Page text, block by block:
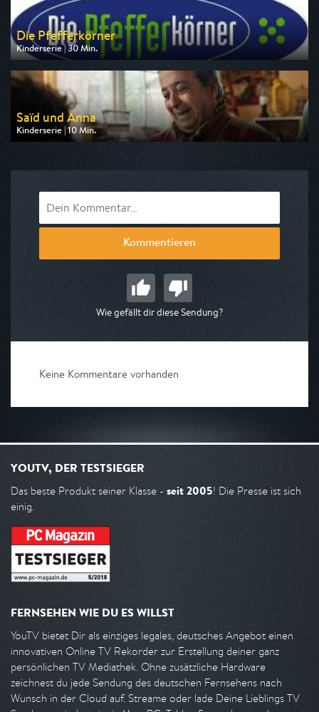
Die Pfefferkörner
Kinderserie | 30 Min.
Ausgestrahlt von NDR
am 07.08.2026, 07:10
Saïd und Anna
Kinderserie | 10 Min.
Ausgestrahlt von KiKA
Kommentieren
Wie gefällt dir diese Sendung?
Keine Kommentare vorhanden
YOUTV, DER TESTSIEGER
Das beste Produkt seiner Klasse - seit 2005! Die Presse ist sich
einig.
FERNSEHEN WIE DU ES WILLST
YouTV bietet Dir als einziges legales, deutsches Angebot einen
innovativen Online TV Rekorder zur Erstellung deiner ganz
persönlichen TV Mediathek. Ohne zusätzliche Hardware
zeichnest du jede Sendung des deutschen Fernsehens nach
Wunsch in der Cloud auf. Streame oder lade Deine Lieblings TV